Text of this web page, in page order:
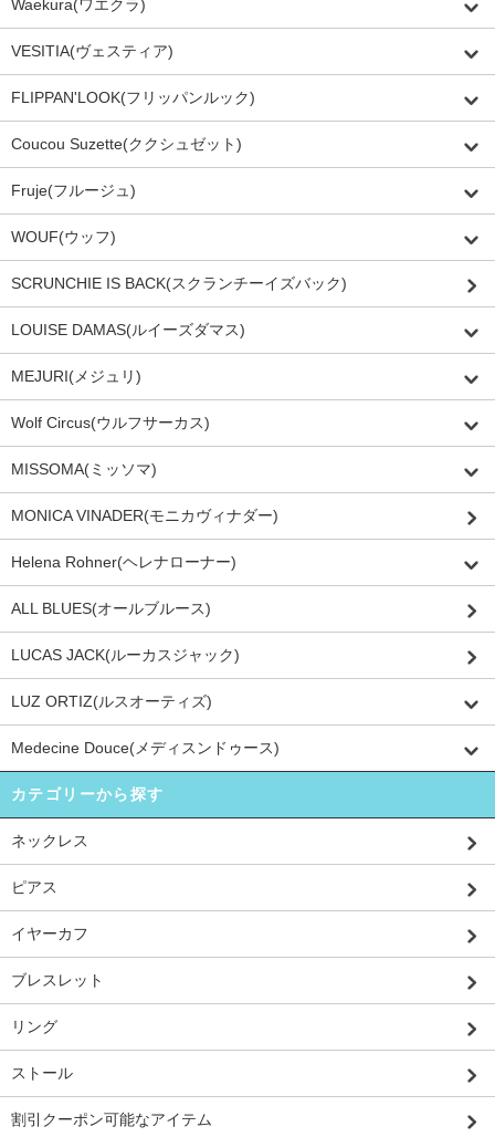
Waekura(ワエクラ)
VESITIA(ヴェスティア)
FLIPPAN'LOOK(フリッパンルック)
Coucou Suzette(ククシュゼット)
Fruje(フルージュ)
WOUF(ウッフ)
SCRUNCHIE IS BACK(スクランチーイズバック)
LOUISE DAMAS(ルイーズダマス)
MEJURI(メジュリ)
Wolf Circus(ウルフサーカス)
MISSOMA(ミッソマ)
MONICA VINADER(モニカヴィナダー)
Helena Rohner(ヘレナローナー)
ALL BLUES(オールブルース)
LUCAS JACK(ルーカスジャック)
LUZ ORTIZ(ルスオーティズ)
Medecine Douce(メディスンドゥース)
カテゴリーから探す
ネックレス
ピアス
イヤーカフ
ブレスレット
リング
ストール
割引クーポン可能なアイテム